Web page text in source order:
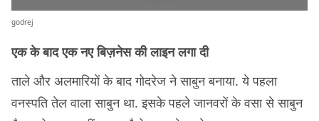
godrej
एक के बाद एक नए बिज़नेस की लाइन लगा दी
ताले और अलमारियों के बाद गोदरेज ने साबुन बनाया. ये पहला
वनस्पति तेल वाला साबुन था. इसके पहले जानवरों के वसा से साबुन